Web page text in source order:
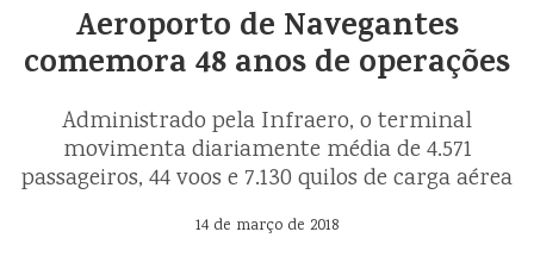
Aeroporto de Navegantes
comemora 48 anos de operações
Administrado pela Infraero, o terminal
movimenta diariamente média de 4.571
passageiros, 44 voos e 7.130 quilos de carga aérea
14 de março de 2018